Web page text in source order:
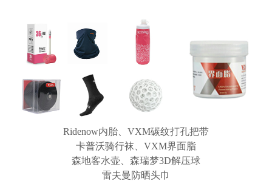
Ridenow内胎、VXM碳纹打孔把带
卡普沃骑行袜、VXM界面脂
森地客水壶、森瑞梦3D解压球
雷夫曼防晒头巾